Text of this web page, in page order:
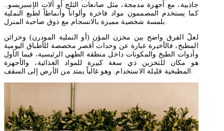
جاذبية، مع أجهزة مدمجة، مثل صانعات الثلج أو آلات الإسبريسو..
كما يستخدم المصممون مواد فاخرة وألواناً وأنماطاً لطبع النملية
بلمسة شخصية مميزة بالانسجام مع ذوق صاحبة المنزل.
لعلّ الفرق واضح بين مخزن المؤن (أو النملية المودرن) وخزائن
المطبخ، فالأخيرة عبارة عن وحدات أقصر مخصصة للأطباق اليومية
وأدوات الطبخ والمكونات داخل منطقة الطهي الرئيسية، فيما الأول
هو مكان للتخزين ذي سعة كبيرة للمواد الغذائية، والأجهزة
المطبخية قليلة الاستخدام. وهو غالباً يمتد من الأرض إلى السقف.